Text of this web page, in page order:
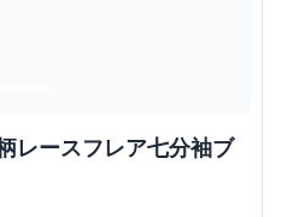
レースフレア七分袖ブ